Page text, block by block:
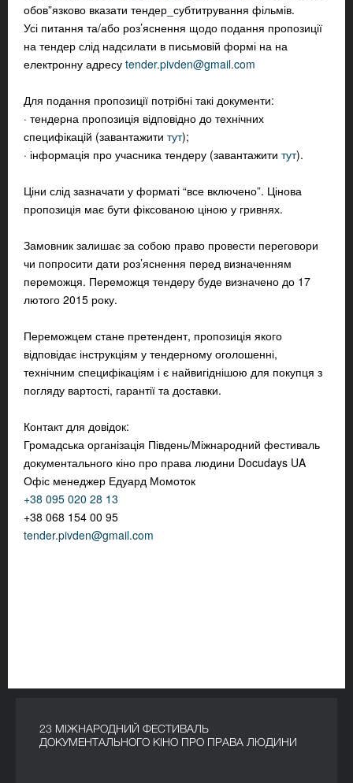
обов”язково вказати тендер_субтитрування фільмів.
Усі питання та/або роз’яснення щодо подання пропозиції
на тендер слід надсилати в письмовій формі на на
електронну адресу tender.pivden@gmail.com
Для подання пропозиції потрібні такі документи:
· тендерна пропозиція відповідно до технічних
специфікацій (завантажити тут);
· інформація про учасника тендеру (завантажити тут).
Ціни слід зазначати у форматі “все включено”. Цінова
пропозиція має бути фіксованою ціною у гривнях.
Замовник залишає за собою право провести переговори
чи попросити дати роз’яснення перед визначенням
переможця. Переможця тендеру буде визначено до 17
лютого 2015 року.
Переможцем стане претендент, пропозиція якого
відповідає інструкціям у тендерному оголошенні,
технічним специфікаціям і є найвигіднішою для покупця з
погляду вартості, гарантії та доставки.
Контакт для довідок:
Громадська організація Південь/Міжнародний фестиваль
документального кіно про права людини Docudays UA
Офіс менеджер Едуард Момоток
+38 095 020 28 13
+38 068 154 00 95
tender.pivden@gmail.com
23 МІЖНАРОДНИЙ ФЕСТИВАЛЬ
ДОКУМЕНТАЛЬНОГО КІНО ПРО ПРАВА ЛЮДИНИ